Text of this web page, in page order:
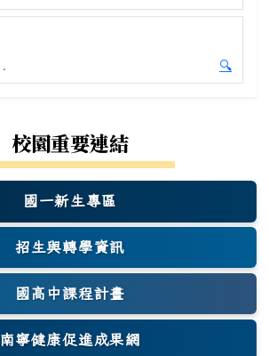
開始本
🔍
開始舊
校園重要連結
國一新生專區
(另開新視窗)
招生與轉學資訊
國高中課程計畫
南寧健康促進成果網
(另開新視窗)